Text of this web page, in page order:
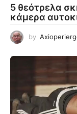
5 θεότρελα
κάμερα
by